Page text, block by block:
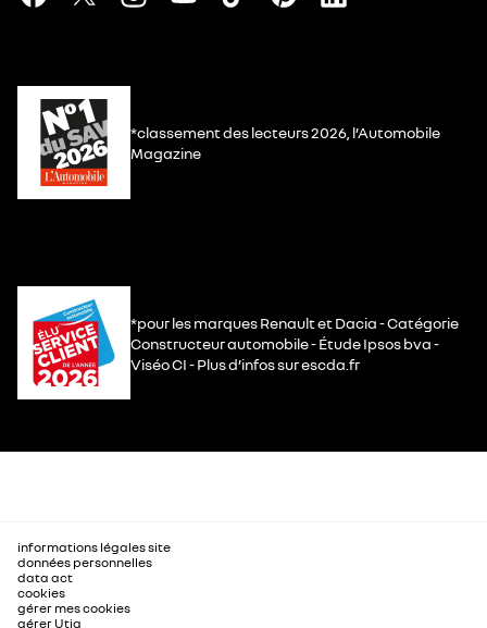
*classement des lecteurs 2026, l’Automobile
Magazine
*pour les marques Renault et Dacia - Catégorie
Constructeur automobile - Étude Ipsos bva -
Viséo CI - Plus d’infos sur escda.fr
informations légales site
données personnelles
data act
cookies
gérer mes cookies
gérer Utiq